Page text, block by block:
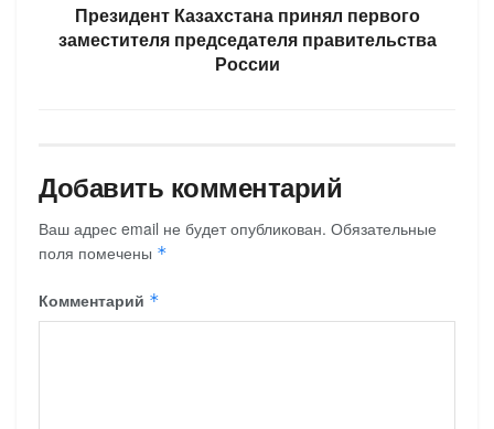
Президент Казахстана принял первого
заместителя председателя правительства
России
Добавить комментарий
Ваш адрес email не будет опубликован. Обязательные
поля помечены *
Комментарий *